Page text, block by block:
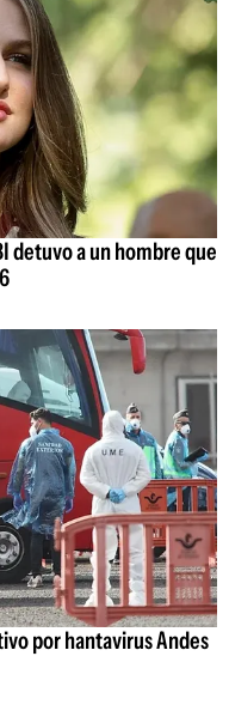
detuvo a un hombre que
por hantavirus Andes